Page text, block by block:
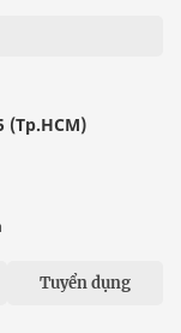
(Tp.HCM)
Tuyển dụng